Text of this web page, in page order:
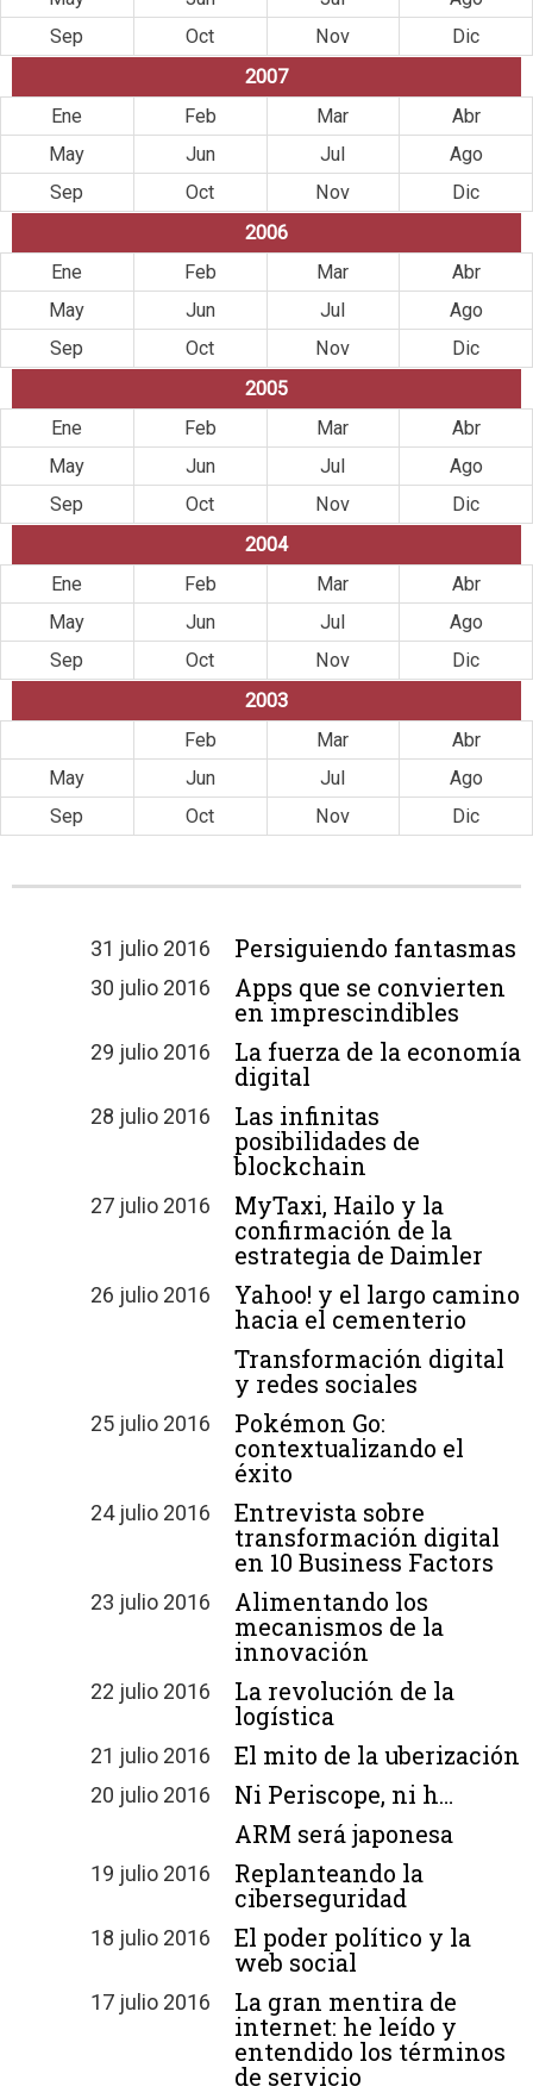
Sep
Oct Nov
Dic
2007
Ene
Feb Mar
Abr
May
Jun Jul
Ago
Sep
Oct Nov
Dic
2006
Ene
Feb Mar
Abr
May
Jun Jul
Ago
Sep
Oct Nov
Dic
2005
Ene
Feb Mar
Abr
May
Jun Jul
Ago
Sep
Oct Nov
Dic
2004
Ene
Feb Mar
Abr
May
Jun Jul
Ago
Sep
Oct Nov
Dic
2003
Feb Mar
Abr
May
Jun Jul
Ago
Sep
Oct Nov Dic
31 julio 2016 Persiguiendo fantasmas
30 julio 2016
Apps que se convierten
en imprescindibles
29 julio 2016
La fuerza de la economía
digital
28 julio 2016
Las infinitas
posibilidades de
blockchain
27 julio 2016
MyTaxi, Hailo y la
confirmación de la
estrategia de Daimler
26 julio 2016
Yahoo! y el largo camino
hacia el cementerio
Transformación digital
y redes sociales
25 julio 2016
Pokémon Go:
contextualizando el
éxito
24 julio 2016
Entrevista sobre
transformación digital
en 10 Business Factors
23 julio 2016
Alimentando los
mecanismos de la
innovación
22 julio 2016
La revolución de la
logística
21 julio 2016 El mito de la uberización
20 julio 2016
Ni Periscope, ni h…
ARM será japonesa
19 julio 2016
Replanteando la
ciberseguridad
18 julio 2016
El poder político y la
web social
17 julio 2016
La gran mentira de
internet: he leído y
entendido los términos
de servicio